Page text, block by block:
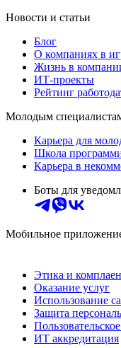
Новости и статьи
Блог
О компаниях в
Жизнь в
ИТ-проекты
Рейтинг
Молодым
Карьера для
Школа
Карьера в
Боты для
Мобильное
Этика и
Оказание услуг
Использование
Защита
ИТ аккредитация